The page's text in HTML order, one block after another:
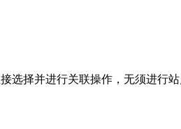
选择并进行关联操作，无须进行